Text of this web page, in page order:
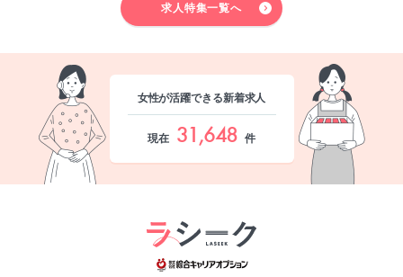
求人特集一覧へ
女性が活躍できる新着求人
現在 31,648 件